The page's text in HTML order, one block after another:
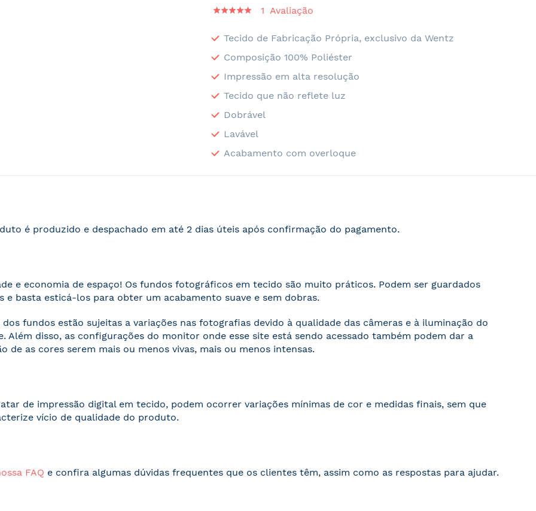
Classificação:
1 Avaliação
Tecido de Fabricação Própria, exclusivo da Wentz
Composição 100% Poliéster
Impressão em alta resolução
Tecido que não reflete luz
Dobrável
Lavável
Acabamento com overloque
é produzido e despachado em até 2 dias úteis após confirmação do pagamento.
e economia de espaço! Os fundos fotográficos em tecido são muito práticos. Podem ser guardados
e basta esticá-los para obter um acabamento suave e sem dobras.
dos fundos estão sujeitas a variações nas fotografias devido à qualidade das câmeras e à iluminação do
Além disso, as configurações do monitor onde esse site está sendo acessado também podem dar a
de as cores serem mais ou menos vivas, mais ou menos intensas.
de impressão digital em tecido, podem ocorrer variações mínimas de cor e medidas finais, sem que
vício de qualidade do produto.
FAQ e confira algumas dúvidas frequentes que os clientes têm, assim como as respostas para ajudar.